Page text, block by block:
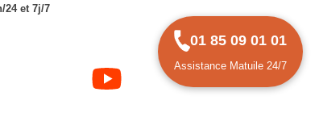
24 et 7j/7
01 85 09 01 01
Assistance Matuile 24/7